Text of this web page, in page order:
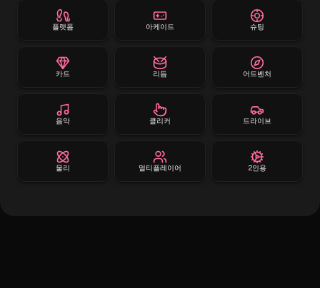
플랫폼 아케이드 슈팅
카드 리듬 어드벤처
음악 클리커 드라이브
물리 멀티플레이어 2인용